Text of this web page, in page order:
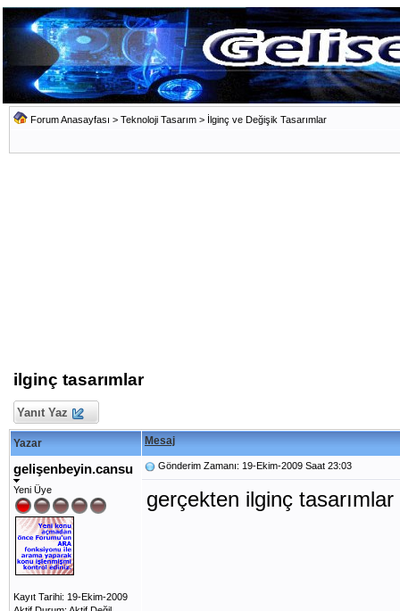
Forum Anasayfası > Teknoloji Tasarım > İlginç ve Değişik Tasarımlar
ilginç tasarımlar
Yanıt Yaz
Yazar Mesaj
gelişenbeyin.cansu
Yeni Üye
Kayıt Tarihi: 19-Ekim-2009
Gönderim Zamanı: 19-Ekim-2009 Saat 23:03
gerçekten ilginç